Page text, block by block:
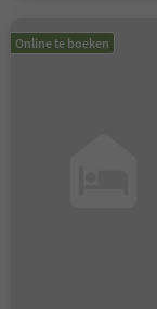
Online te boeken